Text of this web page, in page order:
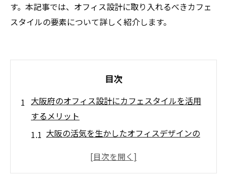
す。本記事では、オフィス設計に取り入れるべきカフェ
スタイルの要素について詳しく紹介します。
目次
大阪府のオフィス設計にカフェスタイルを活用
するメリット
大阪の活気を生かしたオフィスデザインの
社員のモチベーションを高める空間作り